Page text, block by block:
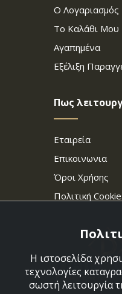
Ο
Το Καλάθι Μου
Αγαπημένα
Εξέλιξη
Πως
Εταιρεία
Επικοινωνια
Όροι Χρήσης
Πολιτική
Η ιστοσελίδα
τεχνολογίες
σωστή λειτουργία